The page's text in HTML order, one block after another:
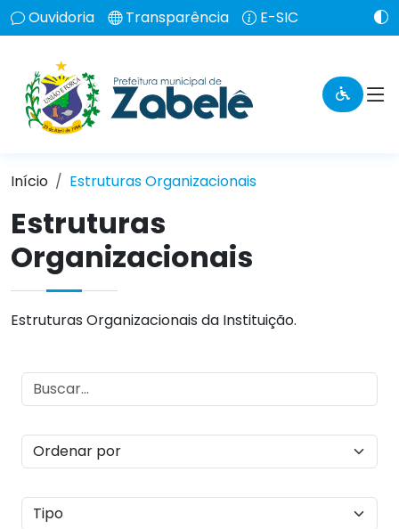
Ouvidoria Transparência E-SIC
Início Estruturas Organizacionais
Estruturas
Organizacionais
Estruturas Organizacionais da Instituição.